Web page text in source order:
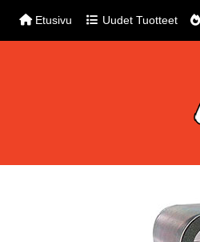
Etusivu Uudet Tuotteet